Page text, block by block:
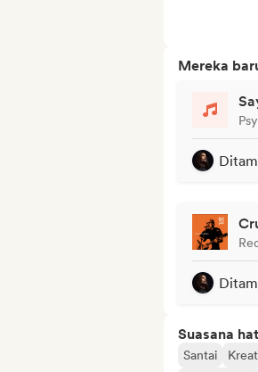
Mereka
Suasana
Santai